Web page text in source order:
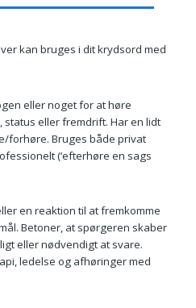
kan bruges i dit krydsord med
eller noget for at høre
eller fremdrift. Har en lidt
forhøre. Bruges både privat
(‘efterhøre en sags
en reaktion til at fremkomme
Betoner, at spørgeren skaber
eller nødvendigt at svare.
ledelse og afhøringer med